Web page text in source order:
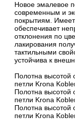
Новое эмалевое
современным и
покрытиям.
обеспечивает
отклонения по
лакирования
тактильными
устойчива к
Полотна высотой
петли Krona
Полотна высотой
петли Krona
Полотна высотой
петли Krona